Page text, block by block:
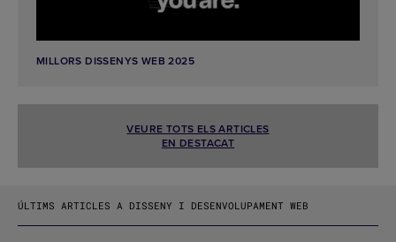
MILLORS DISSENYS WEB 2025
VEURE TOTS ELS ARTICLES
EN DESTACAT
ÚLTIMS ARTICLES A DISSENY I DESENVOLUPAMENT WEB